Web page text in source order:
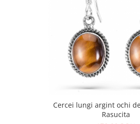
Cercei lungi argint ochi
Rasucita